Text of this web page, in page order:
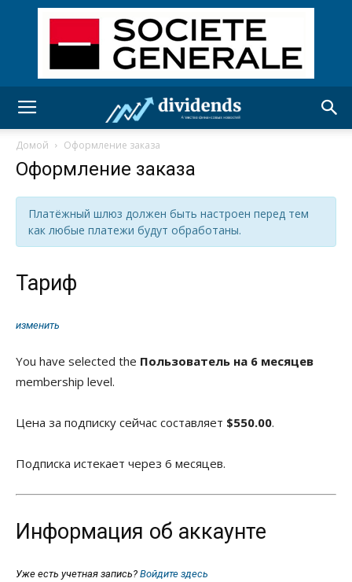
Домой Оформление заказа
Оформление заказа
Платёжный шлюз должен быть настроен перед тем
как любые платежи будут обработаны.
Тариф
изменить
You have selected the Пользователь на 6 месяцев
membership level.
Цена за подписку сейчас составляет $550.00.
Подписка истекает через 6 месяцев.
Информация об аккаунте
Уже есть учетная запись? Войдите здесь